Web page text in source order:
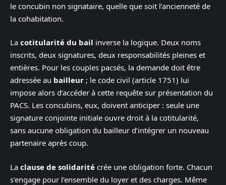
le concubin non signataire, quelle que soit l’ancienneté de
la cohabitation.
La cotitularité du bail inverse la logique. Deux noms
inscrits, deux signatures, deux responsabilités pleines et
entières. Pour les couples pacsés, la demande doit être
adressée au bailleur ; le code civil (article 1751) lui
impose alors d’accéder à cette requête sur présentation du
PACS. Les concubins, eux, doivent anticiper : seule une
signature conjointe initiale ouvre droit à la cotitularité,
sans aucune obligation du bailleur d’intégrer un nouveau
partenaire après coup.
La clause de solidarité crée une obligation forte. Chacun
s’engage pour l’ensemble du loyer et des charges. Même